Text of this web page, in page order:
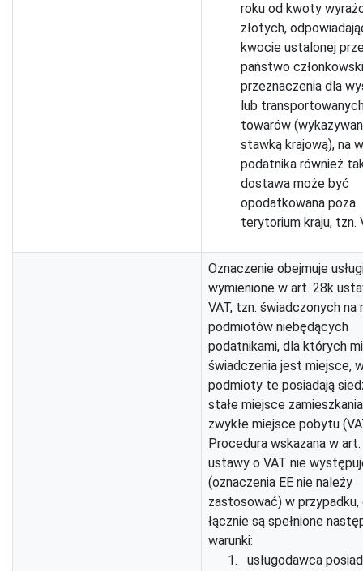
roku od kwoty
złotych,
kwocie ustalonej
państwo
przeznaczenia dla
lub
towarów
stawką krajową), na
podatnika również
dostawa może być
opodatkowana poza
terytorium kraju, tzn.
Oznaczenie obejmuje
wymienione w art. 28k
VAT, tzn. świadczonych na
podmiotów niebędących
podatnikami, dla których
świadczenia jest miejsce,
podmioty te posiadają
stałe miejsce
zwykłe miejsce pobytu
Procedura wskazana w
ustawy o VAT nie
(oznaczenia EE nie należy
zastosować) w przypadku,
łącznie są spełnione
warunki:
usługodawca